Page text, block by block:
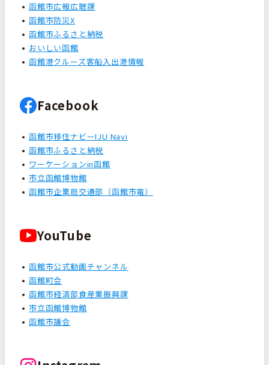
函館市広報広聴課
函館市防災X
函館市ふるさと納税
おいしい函館
函館港クルーズ客船入出港情報
Facebook
函館市移住ナビーIJU Navi
函館市ふるさと納税
ワーケーションin函館
市立函館博物館
函館市企業局交通部（函館市電）
YouTube
函館市公式動画チャンネル
函館町会
函館市経済部食産業振興課
市立函館博物館
函館市議会